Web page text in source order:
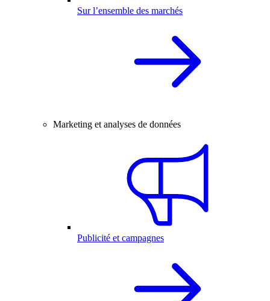
Sur l’ensemble des marchés
Marketing et analyses de données
Publicité et campagnes